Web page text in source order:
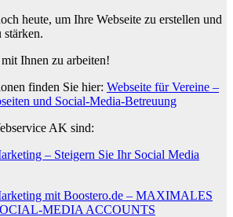
heute, um Ihre Webseite zu erstellen und
stärken.
Ihnen zu arbeiten!
finden Sie hier: Webseite für Vereine –
und Social-Media-Betreuung
AK sind:
– Steigern Sie Ihr Social Media
mit Boostero.de – MAXIMALES
MEDIA ACCOUNTS